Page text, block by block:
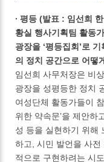
∙ 평등 (발표 : 임선희
황실 행사기획팀 활동
광장을 ‘평등집회’로
의 정치 공간으로 어떻
임선희 사무처장은 비
광장을 성평등한 정치
여성단체 활동가들이
위한 약속문’을 제안하
성 등을 실현하기 위해
하고, 시민 발언을 사
적으로 구현하려는 시